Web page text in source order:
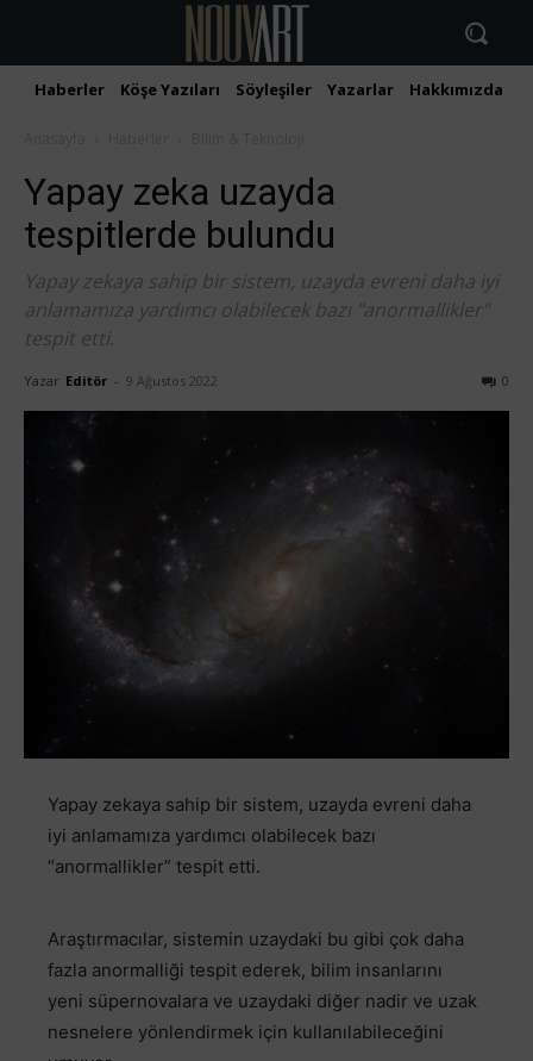
Haberler Köşe Yazıları Söyleşiler Yazarlar Hakkımızda
Yapay zeka uzayda
tespitlerde bulundu
Yapay zekaya sahip bir sistem, uzayda evreni daha iyi
anlamamıza yardımcı olabilecek bazı "anormallikler"
tespit etti.
Yazar Editör - 9 Ağustos 2022 0
Yapay zekaya sahip bir sistem, uzayda evreni daha
iyi anlamamıza yardımcı olabilecek bazı
“anormallikler” tespit etti.
Araştırmacılar, sistemin uzaydaki bu gibi çok daha
fazla anormalliği tespit ederek, bilim insanlarını
yeni süpernovalara ve uzaydaki diğer nadir ve uzak
nesnelere yönlendirmek için kullanılabileceğini